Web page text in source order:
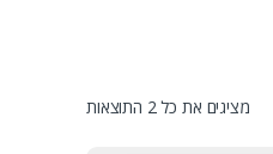
מציגים את כל ⁦2⁩ התוצאות